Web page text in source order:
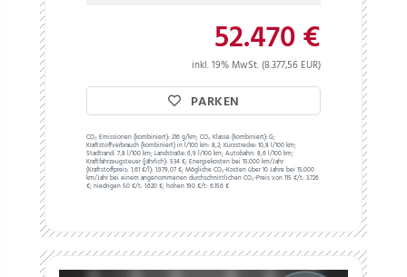
52.470 €
inkl. 19% MwSt. (8.377,56 EUR)
PARKEN
CO₂ Emissionen (kombiniert): 216 g/km;CO₂ Klasse (kombiniert): G;
Kraftstoffverbrauch (kombiniert) in l/100 km: 8,2;Kurzstrecke: 10,8 l/100 km;
Stadtrand: 7,8 l/100 km;Landstraße: 6,9 l/100 km;Autobahn: 8,6 l/100 km;
Kraftfahrzeugsteuer (jährlich): 534 €;Energiekosten bei 15.000 km/Jahr
(Kraftstoffpreis: 1,61€/l): 1.979,07 €;Mögliche CO₂-Kosten über 10 Jahre bei 15.000
km/Jahr bei einem angenommenen durchschnittlichen CO₂-Preis von 115 €/t: 3.726
€; niedrigen 50 €/t: 1.620 €; hohen 190 €/t: 6.156 €